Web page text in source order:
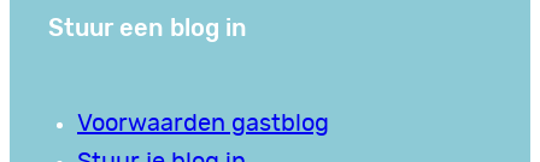
Stuur een blog in
Voorwaarden gastblog